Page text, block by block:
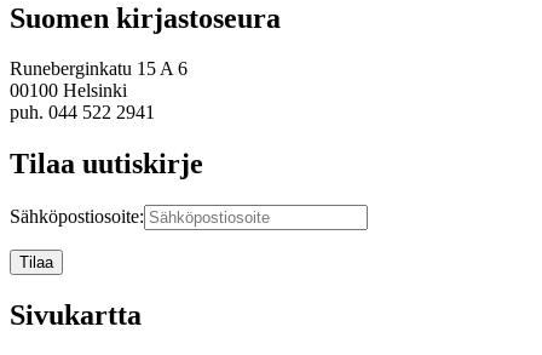
Suomen kirjastoseura
Runeberginkatu 15 A 6
00100 Helsinki
puh. 044 522 2941
Tilaa uutiskirje
Sähköpostiosoite:
Sivukartta